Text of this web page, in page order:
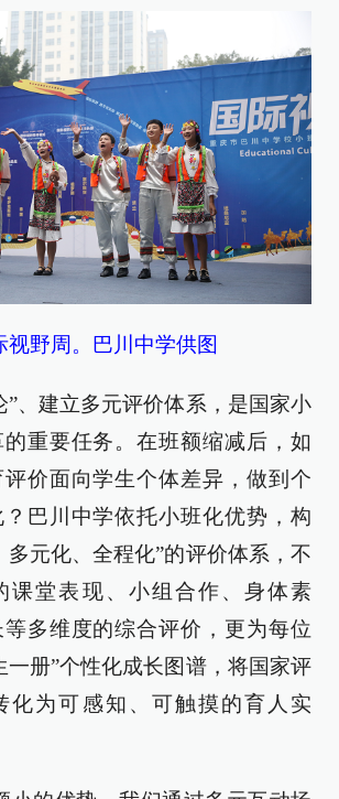
视野周。巴川中学供图
”、建立多元评价体系，是国家小
重要任务。在班额缩减后，如
价面向学生个体差异，做到个
巴川中学依托小班化优势，构
多元化、全程化”的评价体系，不
课堂表现、小组合作、身体素
多维度的综合评价，更为每位
一册”个性化成长图谱，将国家评
化为可感知、可触摸的育人实